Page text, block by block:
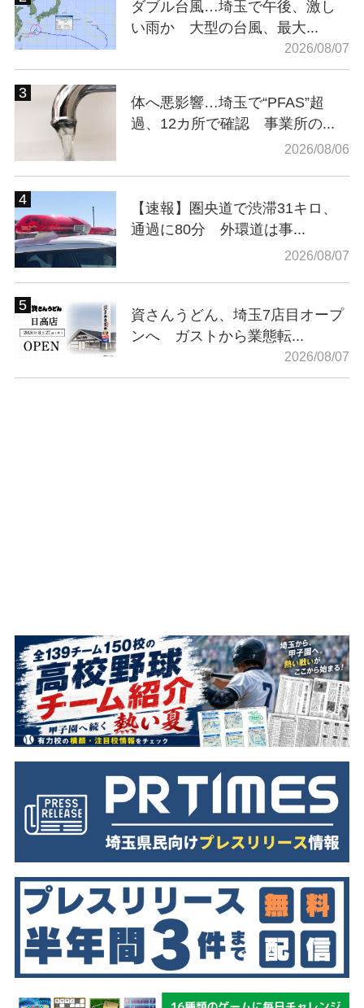
ダブル台風…埼玉で午後、激し
い雨か 大型の台風、最大...
2026/08/07
体へ悪影響…埼玉で“PFAS”超
過、12カ所で確認 事業所の...
2026/08/06
【速報】圏央道で渋滞31キロ、
通過に80分 外環道は事...
2026/08/07
資さんうどん、埼玉7店目オープ
ンへ ガストから業態転...
2026/08/07